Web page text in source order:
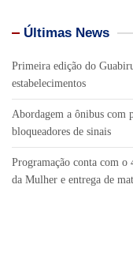
Últimas News
Primeira edição do
estabelecimentos
Abordagem a ônibus com
bloqueadores de sinais
Programação conta com o
da Mulher e entrega de